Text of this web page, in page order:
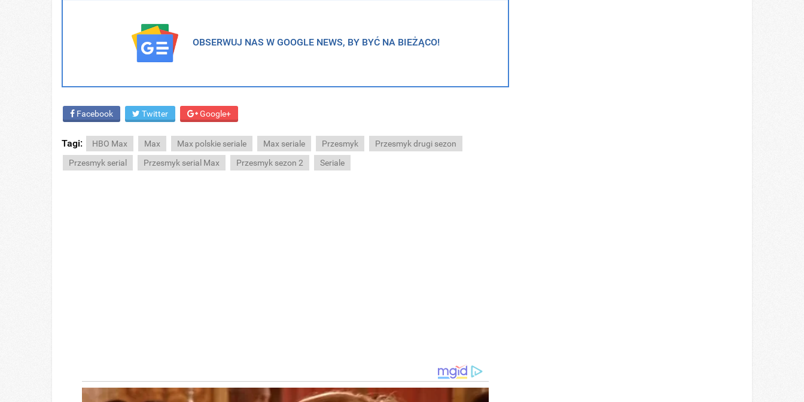
OBSERWUJ NAS W GOOGLE NEWS, BY BYĆ NA BIEŻĄCO!
Facebook Twitter Google+
Tagi: HBO Max Max Max polskie seriale Max seriale Przesmyk
Przesmyk drugi sezon
Przesmyk serial
Przesmyk serial Max Przesmyk sezon 2 Seriale